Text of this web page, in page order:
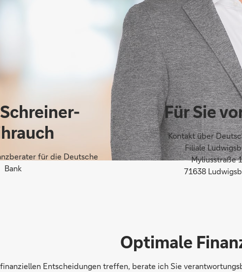
für die Deutsche
Bank
Für Sie
Kontakt über
Filiale
Myliusstraße
71638
Optimale
Entscheidungen treffen, berate ich Sie